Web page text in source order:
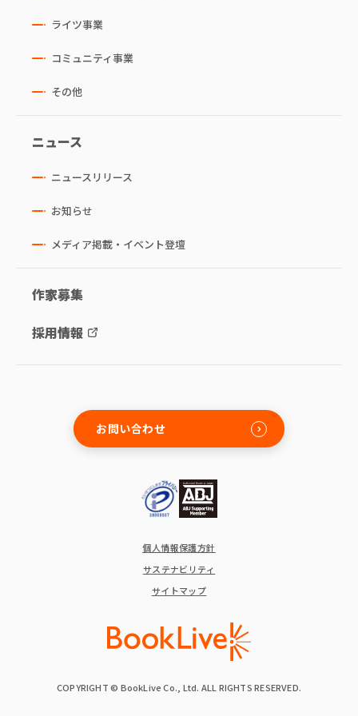
ライツ事業
コミュニティ事業
その他
ニュース
ニュースリリース
お知らせ
メディア掲載・イベント登壇
作家募集
採用情報
お問い合わせ
COPYRIGHT © BookLive Co., Ltd. ALL RIGHTS RESERVED.
個人情報保護方針
サステナビリティ
サイトマップ